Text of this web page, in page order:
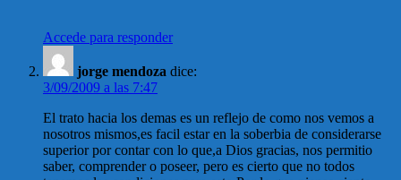
Accede para responder
jorge mendoza dice:
3/09/2009 a las 7:47
El trato hacia los demas es un reflejo de como nos vemos a
nosotros mismos,es facil estar en la soberbia de considerarse
superior por contar con lo que,a Dios gracias, nos permitio
saber, comprender o poseer, pero es cierto que no todos